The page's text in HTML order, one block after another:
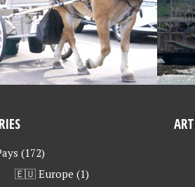
(172)
🇪🇺 Europe (1)